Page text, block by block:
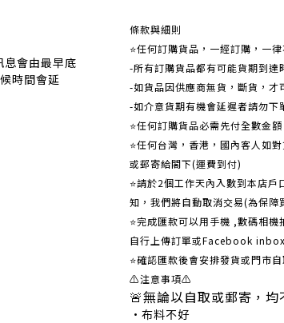
息會由最早底
時間會延
條款與細則
⭐任何訂購貨品，一經訂購，一
-所有訂購貨品都有可能貨期到達
-如貨品因供應商無貨，斷貨，才
-如介意貨期有機會延遲者請勿下
⭐任何訂購貨品必需先付全數金
⭐任何台灣，香港，國內客人如
或郵寄給閣下(運費到付)
​​⭐請於2個工作天內入數到本店
知，我們將自動取消交易(為保
⭐完成匯款可以用手機 ,數碼相
自行上傳訂單或Facebook
⭐確認匯款後會安排發貨或門市
⚠注意事項⚠
🚨無論以自取或郵寄，
•布料不好 •